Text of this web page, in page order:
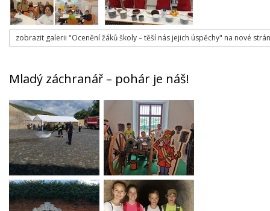
zobrazit galerii "Ocenění žáků školy – těší nás jejich úspěchy" na nové
Mladý záchranář – pohár je náš!